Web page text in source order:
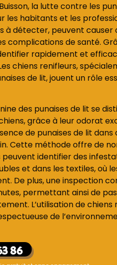
la lutte contre les
les habitants et les
à détecter, peuvent causer
complications de santé.
rapidement et
chiens renifleurs,
de lit, jouent un rôle
des punaises de lit se
grâce à leur odorat
de punaises de lit dans
Cette méthode offre de
identifier des
et dans les textiles, où
De plus, une inspection
permettant ainsi de
L’utilisation de
de
86